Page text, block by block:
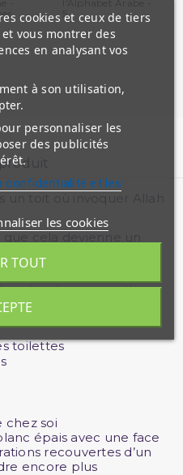
5...
un toit où invoquer Allah
leurs premières
toilettes
chez soi
épais avec une face
recouvertes d’un
encore plus
cookies et ceux de tiers
vous montrer des
en analysant vos
à son utilisation,
personnaliser les
des publicités
confidentialité et les
les cookies
TOUT